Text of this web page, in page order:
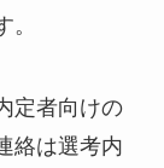
定者向けの
絡は選考内